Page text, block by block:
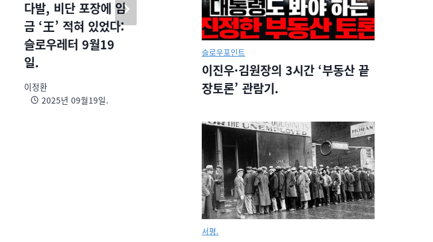
다발, 비단 포장에 임
금 ‘王’ 적혀 있었다:
슬로우레터 9월19
일.
이정환
2025년 09월19일.
해함
임지은
당선자 먹방에
언론들
슬로우포인트
이진우·김원장의 3시간 ‘부동산 끝
장토론’ 관람기.
서평.